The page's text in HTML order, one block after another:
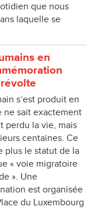
que nous
laquelle se
en
s’est produit en
ne sait exactement
perdu la vie, mais
centaines. Ce
plus le statut de la
« voie migratoire
». Une
est organisée
du Luxembourg